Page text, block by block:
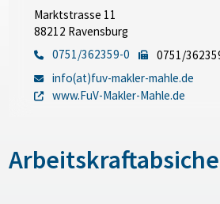
Marktstrasse 11
88212 Ravensburg
0751/362359-0
0751/
info(at)fuv-makler-mahle.de
www.FuV-Makler-Mahle.de